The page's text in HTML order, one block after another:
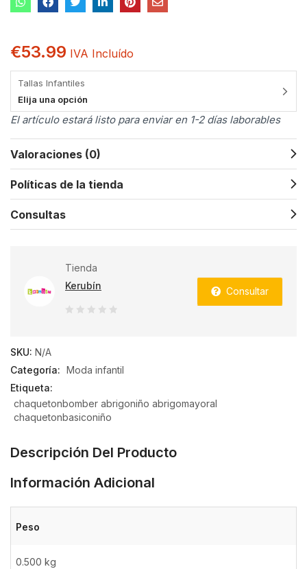
€53.99 IVA Incluído
Tallas Infantiles
Elija una opción
El artículo estará listo para enviar en 1-2 días laborables
Valoraciones (0)
Políticas de la tienda
Consultas
Tienda
Kerubín
Consultar
SKU: N/A
Categoría: Moda infantil
Etiqueta:
chaquetonbomber abrigoniño abrigomayoral
chaquetonbasiconiño
Descripción Del Producto
Información Adicional
Peso
0.500 kg